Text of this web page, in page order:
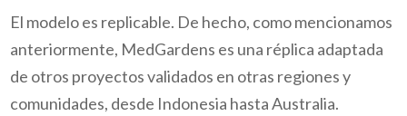
El modelo es replicable. De hecho, como mencionamos
anteriormente, MedGardens es una réplica adaptada
de otros proyectos validados en otras regiones y
comunidades, desde Indonesia hasta Australia.